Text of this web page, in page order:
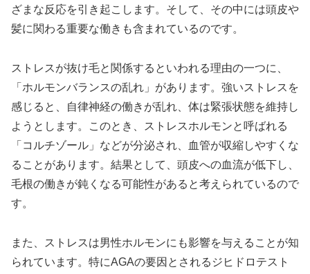
ざまな反応を引き起こします。そして、その中には頭皮や
髪に関わる重要な働きも含まれているのです。
ストレスが抜け毛と関係するといわれる理由の一つに、
「ホルモンバランスの乱れ」があります。強いストレスを
感じると、自律神経の働きが乱れ、体は緊張状態を維持し
ようとします。このとき、ストレスホルモンと呼ばれる
「コルチゾール」などが分泌され、血管が収縮しやすくな
ることがあります。結果として、頭皮への血流が低下し、
毛根の働きが鈍くなる可能性があると考えられているので
す。
また、ストレスは男性ホルモンにも影響を与えることが知
られています。特にAGAの要因とされるジヒドロテスト